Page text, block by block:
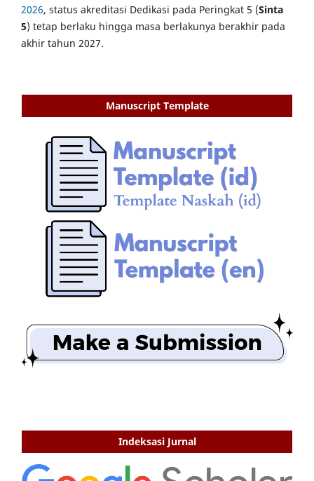
2026, status akreditasi Dedikasi pada Peringkat 5 (Sinta
5) tetap berlaku hingga masa berlakunya berakhir pada
akhir tahun 2027.
Manuscript Template
Indeksasi Jurnal